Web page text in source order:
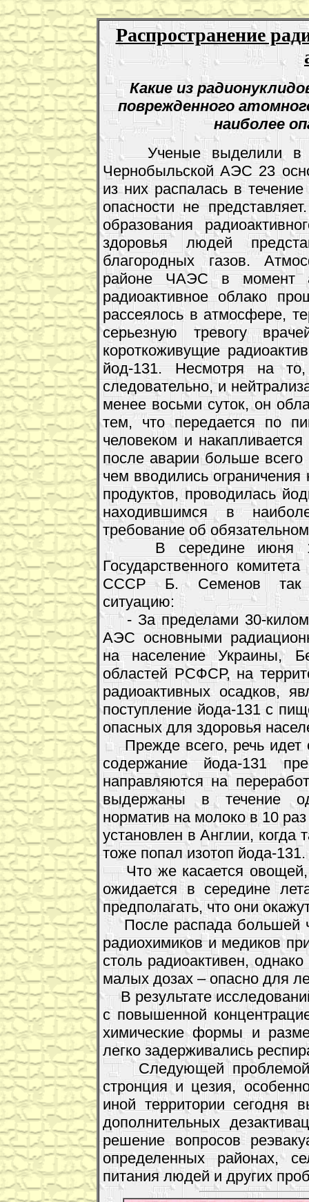
Распространение
Какие из
поврежденного
наиболее
Ученые выделили в
Чернобыльской АЭС 23
из них распалась в
опасности не
образования
здоровья людей
благородных газов.
районе ЧАЭС в момент
радиоактивное облако
рассеялось в атмосфере,
серьезную тревогу
короткоживущие
йод-131. Несмотря на
следовательно, и
менее восьми суток, он
тем, что передается по
человеком и
после аварии больше
чем вводились
продуктов, проводилась
находившимся в
требование об
В середине июня 1986
Государственного
СССР Б. Семенов так
ситуацию:
- За пределами 30-
АЭС основными
на население Украины,
областей РСФСР, на
радиоактивных осадков,
поступление йода-131 с
опасных для здоровья
Прежде всего, речь идет
содержание йода-131
направляются на
выдержаны в течение
норматив на молоко в 10
установлен в Англии, когда
тоже попал изотоп йода-131.
Что же касается овощей,
ожидается в середине
предполагать, что они
После распада большей
радиохимиков и медиков
столь радиоактивен,
малых дозах – опасно для
В результате
с повышенной
химические формы и
легко задерживались
Следующей проблемой
стронция и цезия,
иной территории сегодня
дополнительных
решение вопросов
определенных районах,
питания людей и других